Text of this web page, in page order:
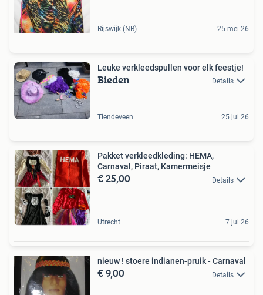
Rijswijk (NB) 25 mei 26
Leuke verkleedspullen voor elk feestje!
Bieden Details
Tiendeveen 25 jul 26
Pakket verkleedkleding: HEMA,
Carnaval, Piraat, Kamermeisje
€ 25,00 Details
Utrecht 7 jul 26
nieuw ! stoere indianen-pruik - Carnaval
€ 9,00 Details